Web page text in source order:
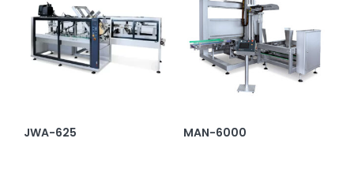
JWA-625 MAN-6000